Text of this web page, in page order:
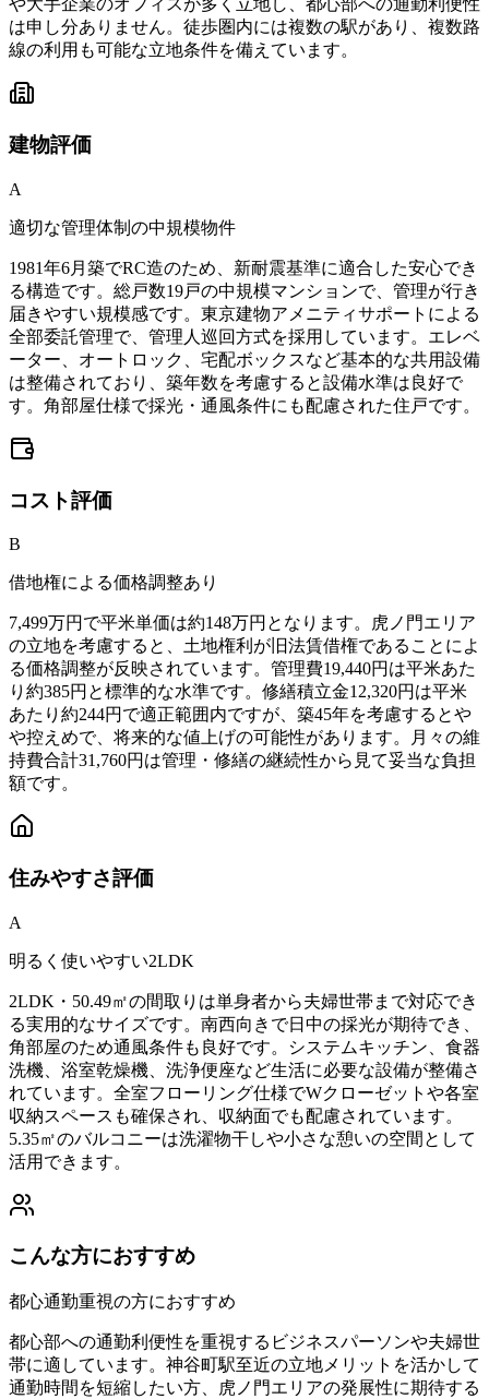
や大手企業のオフィスが多く立地し、都心部への通勤利便性
は申し分ありません。徒歩圏内には複数の駅があり、複数路
線の利用も可能な立地条件を備えています。
建物評価
A
適切な管理体制の中規模物件
1981年6月築でRC造のため、新耐震基準に適合した安心でき
る構造です。総戸数19戸の中規模マンションで、管理が行き
届きやすい規模感です。東京建物アメニティサポートによる
全部委託管理で、管理人巡回方式を採用しています。エレベ
ーター、オートロック、宅配ボックスなど基本的な共用設備
は整備されており、築年数を考慮すると設備水準は良好で
す。角部屋仕様で採光・通風条件にも配慮された住戸です。
コスト評価
B
借地権による価格調整あり
7,499万円で平米単価は約148万円となります。虎ノ門エリア
の立地を考慮すると、土地権利が旧法賃借権であることによ
る価格調整が反映されています。管理費19,440円は平米あた
り約385円と標準的な水準です。修繕積立金12,320円は平米
あたり約244円で適正範囲内ですが、築45年を考慮するとや
や控えめで、将来的な値上げの可能性があります。月々の維
持費合計31,760円は管理・修繕の継続性から見て妥当な負担
額です。
住みやすさ評価
A
明るく使いやすい2LDK
2LDK・50.49㎡の間取りは単身者から夫婦世帯まで対応でき
る実用的なサイズです。南西向きで日中の採光が期待でき、
角部屋のため通風条件も良好です。システムキッチン、食器
洗機、浴室乾燥機、洗浄便座など生活に必要な設備が整備さ
れています。全室フローリング仕様でWクローゼットや各室
収納スペースも確保され、収納面でも配慮されています。
5.35㎡のバルコニーは洗濯物干しや小さな憩いの空間として
活用できます。
こんな方におすすめ
都心通勤重視の方におすすめ
都心部への通勤利便性を重視するビジネスパーソンや夫婦世
帯に適しています。神谷町駅至近の立地メリットを活かして
通勤時間を短縮したい方、虎ノ門エリアの発展性に期待する